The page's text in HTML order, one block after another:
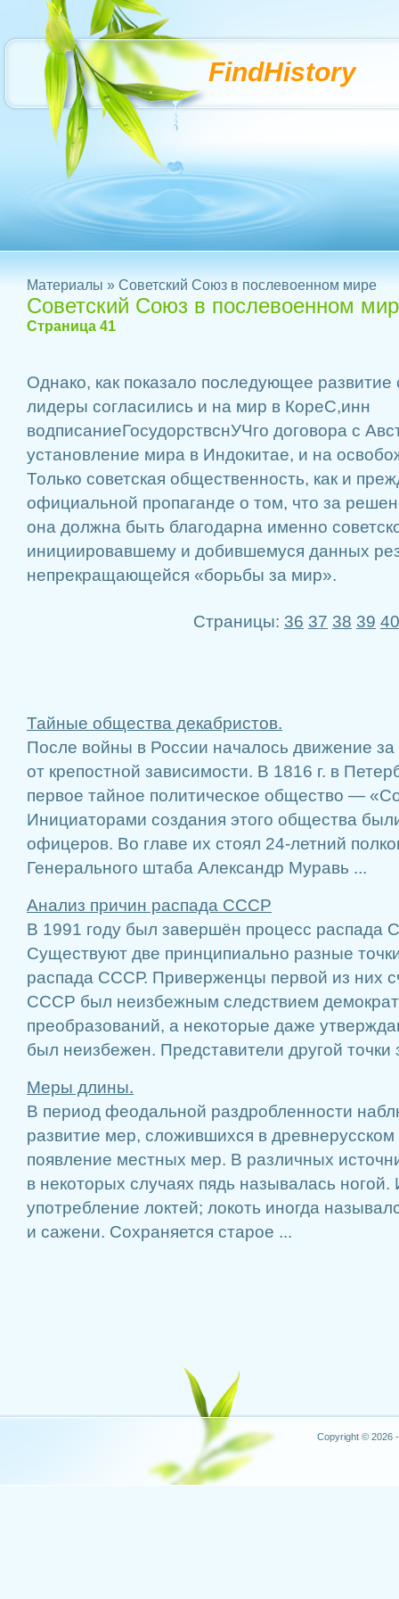
FindHistory
Материалы » Советский Союз в послевоенном мире
Советский Союз в послевоенном
Страница 41
Однако, как показало последующее развитие
лидеры согласились и на мир в КореС,инн
водписаниеГосудорствснУЧго договора с
установление мира в Индокитае, и на
Только советская общественность, как и
официальной пропаганде о том, что за
она должна быть благодарна именно
инициировавшему и добившемуся данных
непрекращающейся «борьбы за мир».
Страницы: 36 37 38 39 40
Тайные общества декабристов.
После войны в России началось движение
от крепостной зависимости. В 1816 г. в
первое тай­ное политическое общество —
Инициаторами создания этого общества
офицеров. Во главе их стоял 24-лет­ний
Генерального штаба Александр Муравь ...
Анализ причин распада СССР
В 1991 году был завершён процесс распада
Существуют две принципиально разные
распада СССР. Приверженцы первой из них
СССР был неизбежным следствием
преобразований, а некоторые даже
был неизбежен. Представители другой точки
Меры длины.
В период феодальной раздробленности
развитие мер, сложившихся в древнерусском
появление местных мер. В различных
в некоторых случаях пядь называлась
употребление локтей; локоть иногда
и сажени. Сохраняется старое ...
Copyright © 2026